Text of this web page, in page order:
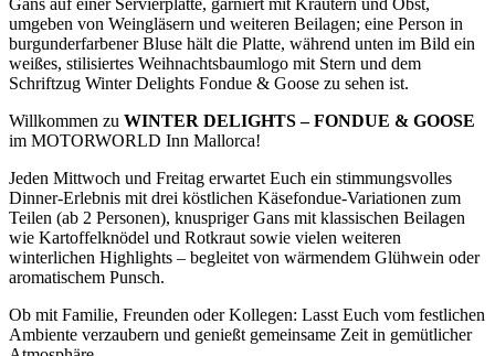
Willkommen zu WINTER DELIGHTS – FONDUE & GOOSE
im MOTORWORLD Inn Mallorca!
Jeden Mittwoch und Freitag erwartet Euch ein stimmungsvolles
Dinner-Erlebnis mit drei köstlichen Käsefondue-Variationen zum
Teilen (ab 2 Personen), knuspriger Gans mit klassischen Beilagen
wie Kartoffelknödel und Rotkraut sowie vielen weiteren
winterlichen Highlights – begleitet von wärmendem Glühwein oder
aromatischem Punsch.
Ob mit Familie, Freunden oder Kollegen: Lasst Euch vom festlichen
Ambiente verzaubern und genießt gemeinsame Zeit in gemütlicher